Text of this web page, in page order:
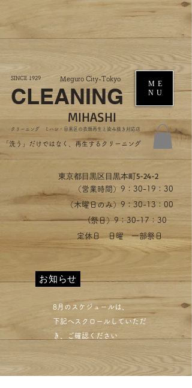
SINCE 1929
CLEANING
Meguro City-Tokyo
MIHASHI
​クリーニング ミハシ・目黒区の衣類再生と染み抜き対応店
ME
NU
​東京都目黒区目黒本町5-24-2
（営業時間）​9：30-19：30
（木曜日のみ）9：30-13：00
​(祭日）9：30-17：30
​定休日 日曜 一部祭日
お知らせ
​8月のスケジュールは、
下記へスクロールしていただ
き、ご確認ください​
​「洗う」だけではなく、再生するクリーニング